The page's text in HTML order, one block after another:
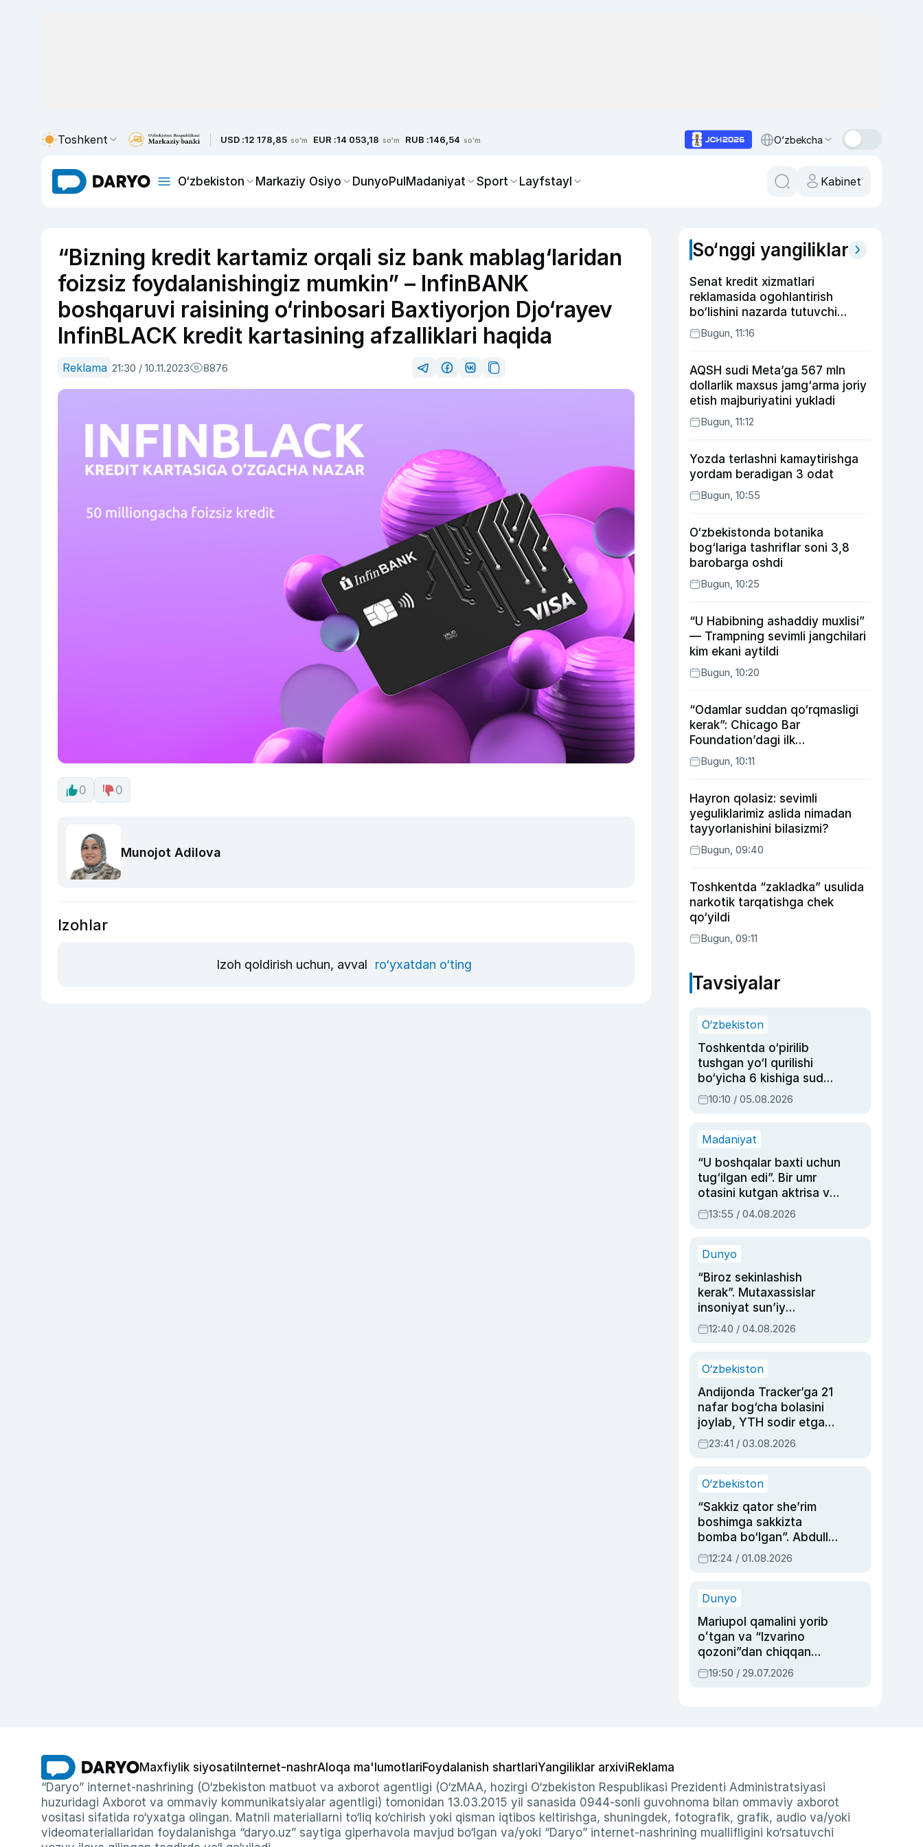
Toshkent USD :12 178,85 so'm EUR :14 053,18 so'm RUB :146,54 so'm O‘zbekcha
O‘zbekiston Markaziy Osiyo DunyoPulMadaniyat Sport Layfstayl Kabinet
“Bizning kredit kartamiz orqali siz bank mablag‘laridan
foizsiz foydalanishingiz mumkin” – InfinBANK
boshqaruvi raisining o‘rinbosari Baxtiyorjon Djo‘rayev
InfinBLACK kredit kartasining afzalliklari haqida
Reklama 21:30 / 10.11.2023 8876
0 0
Munojot Adilova
Izohlar
Izoh qoldirish uchun, avval ro‘yxatdan o‘ting
So‘nggi yangiliklar
Senat kredit xizmatlari
reklamasida ogohlantirish
bo‘lishini nazarda tutuvchi
qonunni ma’qulladi
Bugun, 11:16
AQSH sudi Meta’ga 567 mln
dollarlik maxsus jamg‘arma joriy
etish majburiyatini yukladi
Bugun, 11:12
Yozda terlashni kamaytirishga
yordam beradigan 3 odat
Bugun, 10:55
O‘zbekistonda botanika
bog‘lariga tashriflar soni 3,8
barobarga oshdi
Bugun, 10:25
“U Habibning ashaddiy muxlisi”
— Trampning sevimli jangchilari
kim ekani aytildi
Bugun, 10:20
“Odamlar suddan qo‘rqmasligi
kerak”: Chicago Bar
Foundation’dagi ilk
o‘zbekistonlik Go‘zal
Abduaxatova
Bugun, 10:11
Hayron qolasiz: sevimli
yeguliklarimiz aslida nimadan
tayyorlanishini bilasizmi?
Bugun, 09:40
Toshkentda “zakladka” usulida
narkotik tarqatishga chek
qo‘yildi
Bugun, 09:11
Tavsiyalar
O‘zbekiston
Toshkentda o‘pirilib
tushgan yo‘l qurilishi
bo‘yicha 6 kishiga sud
hukmi o‘qildi
10:10 / 05.08.2026
Madaniyat
“U boshqalar baxti uchun
tug‘ilgan edi”. Bir umr
otasini kutgan aktrisa va
dublyaj ustasi Rimma
Ahmedovaning
13:55 / 04.08.2026
Dunyo
“Biroz sekinlashish
kerak”. Mutaxassislar
insoniyat sun’iy
intellektni boshqara
olmay qolishidan xavotir
12:40 / 04.08.2026
O‘zbekiston
Andijonda Tracker’ga 21
nafar bog‘cha bolasini
joylab, YTH sodir etgan
ayolga sud hukmi o‘qildi
23:41 / 03.08.2026
O‘zbekiston
“Sakkiz qator she’rim
boshimga sakkizta
bomba bo‘lgan”. Abdulla
Oripovni siyosiy
ayblovlardan asrab
12:24 / 01.08.2026
Dunyo
Mariupol qamalini yorib
oʻtgan va “Izvarino
qozoni”dan chiqqan
qahramon — Ukraina
armiyasi bosh
19:50 / 29.07.2026
Maxfiylik siyosati Internet-nashrAloqa ma'lumotlariFoydalanish shartlariYangiliklar arxiviReklama
“Daryo” internet-nashrining (O‘zbekiston matbuot va axborot agentligi (O‘zMAA, hozirgi O‘zbekiston Respublikasi Prezidenti Administratsiyasi
huzuridagi Axborot va ommaviy kommunikatsiyalar agentligi) tomonidan 13.03.2015 yil sanasida 0944-sonli guvohnoma bilan ommaviy axborot
vositasi sifatida ro‘yxatga olingan. Matnli materiallarni to‘liq ko‘chirish yoki qisman iqtibos keltirishga, shuningdek, fotografik, grafik, audio va/yoki
videomateriallaridan foydalanishga “daryo.uz” saytiga giperhavola mavjud bo‘lgan va/yoki “Daryo” internet-nashrining muallifligini ko‘rsatuvchi